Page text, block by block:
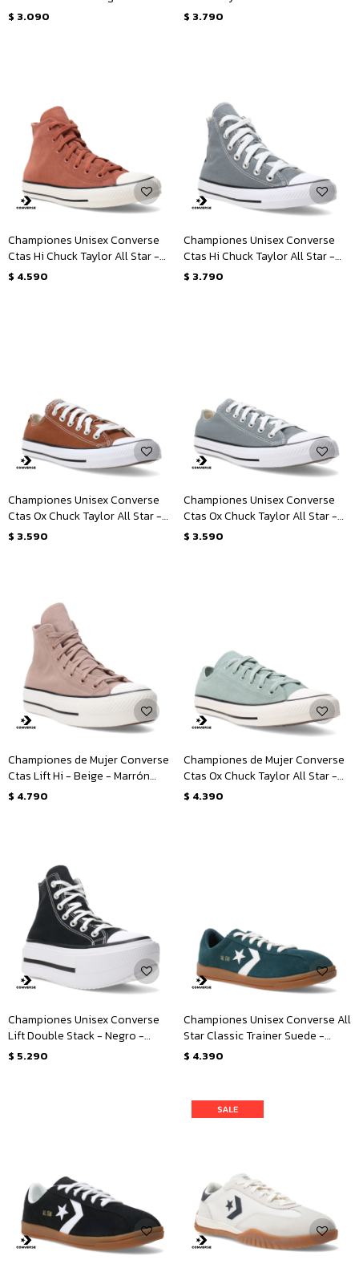
$ 3.090
Marrón
$ 3.790
Championes Unisex Converse
Ctas Hi Chuck Taylor All Star -
Marrón - Blanco
$ 4.590
Championes Unisex Converse
Ctas Hi Chuck Taylor All Star -
Gris
$ 3.790
Championes Unisex Converse
Ctas Ox Chuck Taylor All Star -
Marrón - Blanco
$ 3.590
Championes Unisex Converse
Ctas Ox Chuck Taylor All Star -
Gris - Blanco
$ 3.590
Championes de Mujer Converse
Ctas Lift Hi - Beige - Marrón
Tierra
$ 4.790
Championes de Mujer Converse
Ctas Ox Chuck Taylor All Star -
Verde - Blanco
$ 4.390
Championes Unisex Converse
Lift Double Stack - Negro -
Blanco
$ 5.290
Championes Unisex Converse All
Star Classic Trainer Suede -
Verde
$ 4.390